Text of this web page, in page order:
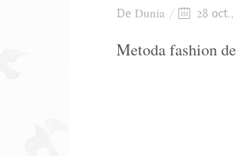
De Dunia 28
Metoda fashion